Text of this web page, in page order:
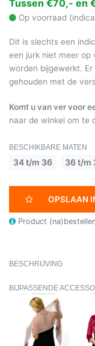
Tussen €70,- en
Op voorraad
Dit is slechts een
een jurk niet meer op
worden bijgewerkt.
gehouden met de
Komt u van ver voor
naar de winkel om te
BESCHIKBARE MATEN
34 t/m 36 36 t/m
OPSLAAN
Product
BESCHRIJVING
BIJPASSENDE